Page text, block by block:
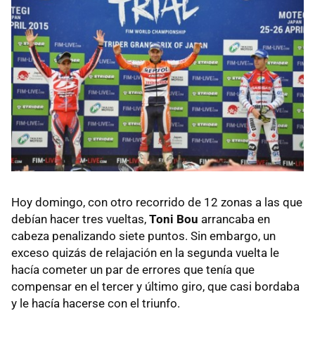
Hoy domingo, con otro recorrido de 12 zonas a las que
debían hacer tres vueltas, Toni Bou arrancaba en
cabeza penalizando siete puntos. Sin embargo, un
exceso quizás de relajación en la segunda vuelta le
hacía cometer un par de errores que tenía que
compensar en el tercer y último giro, que casi bordaba
y le hacía hacerse con el triunfo.